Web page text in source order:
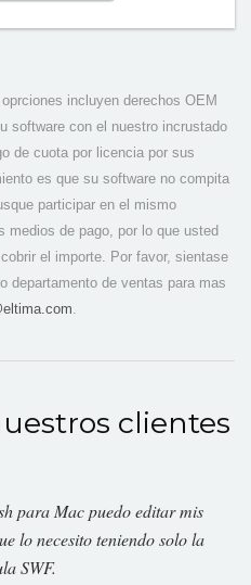
incluyen derechos OEM
software con el nuestro incrustado
de cuota por licencia por sus
es que su software no compita
participar en el mismo
medios de pago, por lo que usted
el importe. Por favor, sientase
departamento de ventas para mas
.
clientes
para Mac puedo editar mis
lo necesito teniendo solo la
SWF.